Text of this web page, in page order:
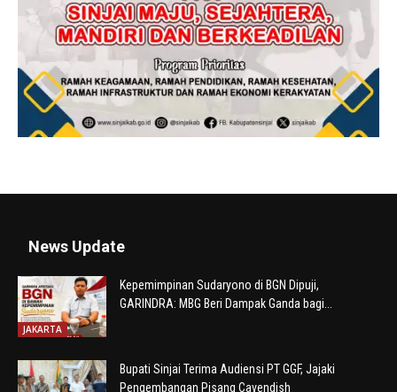
News Update
JAKARTA
Kepemimpinan Sudaryono di BGN Dipuji,
GARINDRA: MBG Beri Dampak Ganda bagi...
Bupati Sinjai Terima Audiensi PT GGF, Jajaki
Pengembangan Pisang Cavendish